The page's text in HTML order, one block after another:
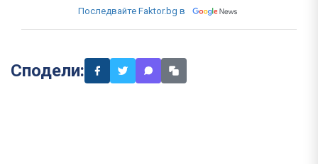
Последвайте Faktor.bg в
Сподели: